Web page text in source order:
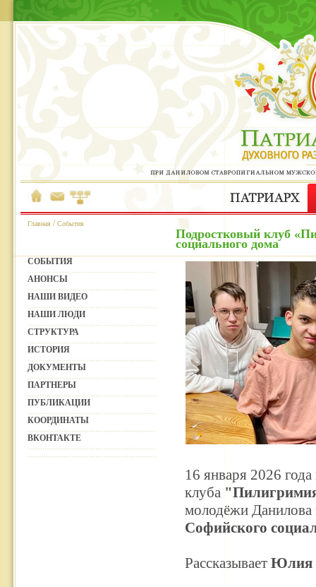
Главная /События
Подростковый клуб
социального дома
СОБЫТИЯ
АНОНСЫ
НАШИ ВИДЕО
НАШИ ЛЮДИ
СТРУКТУРА
ИСТОРИЯ
ДОКУМЕНТЫ
ПАРТНЕРЫ
ПУБЛИКАЦИИ
КООРДИНАТЫ
ВКОНТАКТЕ
16 января 2026
клуба
молодёжи Данилова
Софийского
Рассказывает Юлия